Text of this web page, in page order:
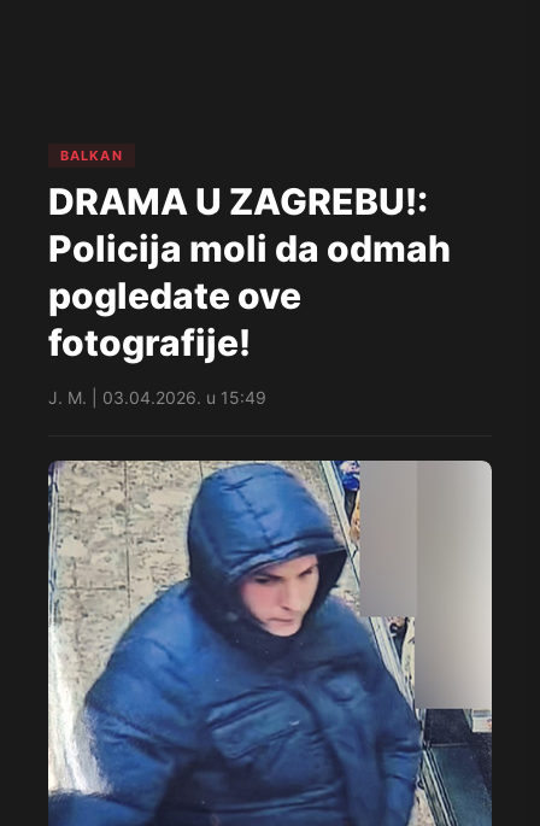
BALKAN
DRAMA U ZAGREBU!:
Policija moli da odmah
pogledate ove
fotografije!
J. M. | 03.04.2026. u 15:49